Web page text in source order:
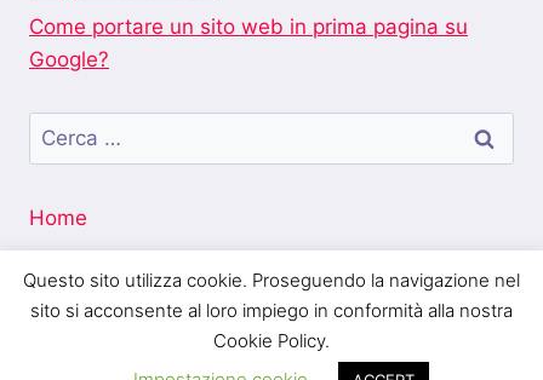
Come portare un sito web in prima pagina su
Google?
Ricerca
per:
Home
Blogo Italia
Questo sito utilizza cookie. Proseguendo la navigazione nel
sito si acconsente al loro impiego in conformità alla nostra
Cookie Policy.